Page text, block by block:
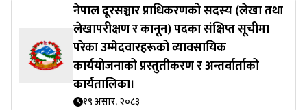
नेपाल दूरसञ्चार प्राधिकरणको सदस्य (लेखा तथा
लेखापरीक्षण र कानून) पदका संक्षिप्त सूचीमा
परेका उम्मेदवारहरूको व्यावसायिक
कार्ययोजनाको प्रस्तुतीकरण र अन्तर्वार्ताको
कार्यतालिका।
१९ असार, २०८३